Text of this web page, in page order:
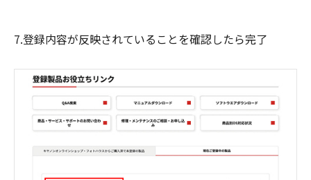
7.登録内容が反映されていることを確認したら完了